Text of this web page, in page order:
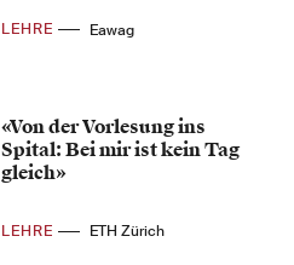
LEHRE Eawag
«Von der Vorlesung ins
Spital: Bei mir ist kein Tag
gleich»
LEHRE ETH Zürich